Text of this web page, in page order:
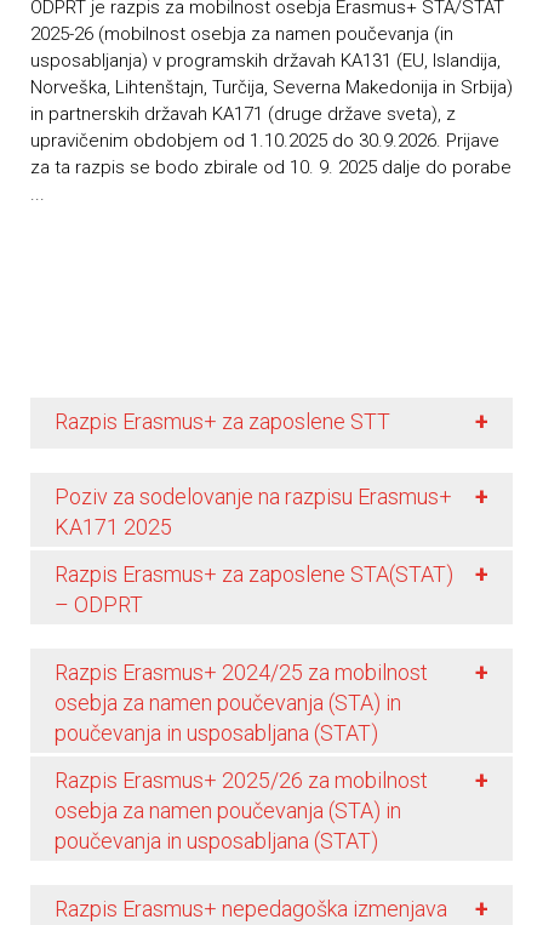
ODPRT je razpis za mobilnost osebja Erasmus+ STA/STAT
2025-26 (mobilnost osebja za namen poučevanja (in
usposabljanja) v programskih državah KA131 (EU, Islandija,
Norveška, Lihtenštajn, Turčija, Severna Makedonija in Srbija)
in partnerskih državah KA171 (druge države sveta), z
upravičenim obdobjem od 1.10.2025 do 30.9.2026. Prijave
za ta razpis se bodo zbirale od 10. 9. 2025 dalje do porabe
...
Razpis Erasmus+ za zaposlene STT +
Poziv za sodelovanje na razpisu Erasmus+
KA171 2025
+
Razpis Erasmus+ za zaposlene STA(STAT)
– ODPRT
+
Razpis Erasmus+ 2024/25 za mobilnost
osebja za namen poučevanja (STA) in
poučevanja in usposabljana (STAT)
+
Razpis Erasmus+ 2025/26 za mobilnost
osebja za namen poučevanja (STA) in
poučevanja in usposabljana (STAT)
+
Razpis Erasmus+ nepedagoška izmenjava
+